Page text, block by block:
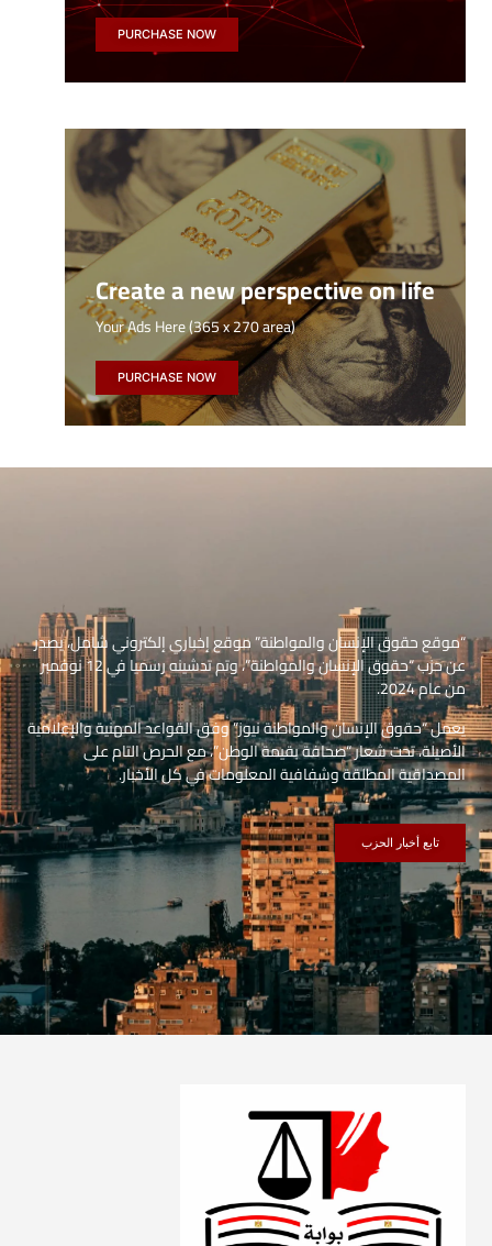
PURCHASE NOW
Create a new perspective on life
Your Ads Here (365 x 270 area)
PURCHASE NOW
“موقع حقوق الإنسان والمواطنة” موقع إخباري إلكتروني شامل، يصدر
عن حزب “حقوق الإنسان والمواطنة”، وتم تدشينه رسميا في 12 نوفمبر
من عام 2024.
يعمل “حقوق الإنسان والمواطنة نيوز” وفق القواعد المهنية والإعلامية
الأصيلة، تحت شعار “صحافة بقيمة الوطن”، مع الحرص التام على
المصداقية المطلقة وشفافية المعلومات في كل الأخبار.
تابع أخبار الحزب